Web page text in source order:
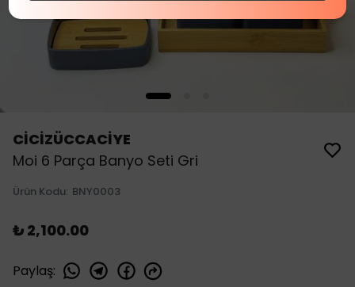
CİCİZÜCCACİYE
Moi 6 Parça Banyo Seti Gri
Ürün Kodu: BNY0003
₺ 2,100.00
Paylaş: